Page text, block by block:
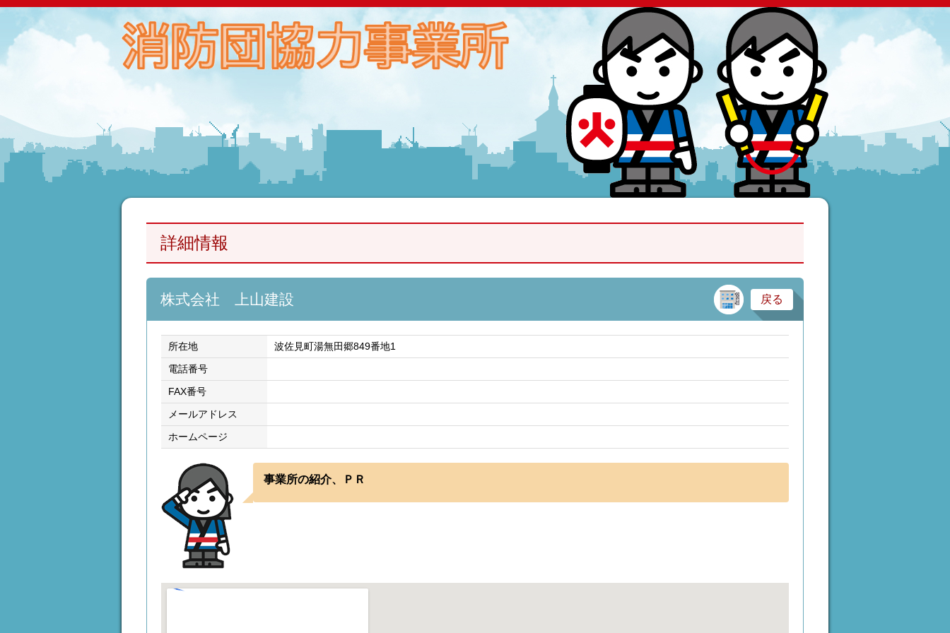
詳細情報
株式会社 上山建設 建設業・製造業
戻る
所在地 波佐見町湯無田郷849番地1
電話番号
FAX番号
メールアドレス
ホームページ
事業所の紹介、ＰＲ